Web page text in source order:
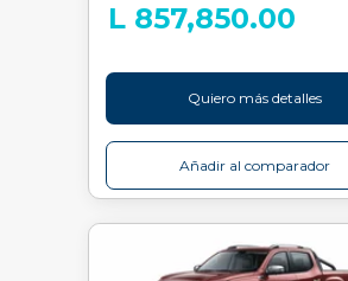
L 857,850.00
Quiero más detalles
Añadir al comparador